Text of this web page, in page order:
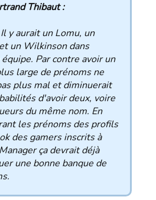
Thibaut :
y aurait un Lomu, un
un Wilkinson dans
équipe. Par contre avoir un
large de prénoms ne
plus mal et diminuerait
d'avoir deux, voire
du même nom. En
les prénoms des profils
des gamers inscrits à
ça devrait déjà
une bonne banque de